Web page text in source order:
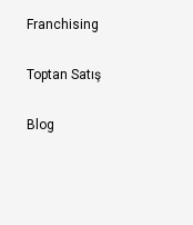
Franchising
Toptan Satış
Blog